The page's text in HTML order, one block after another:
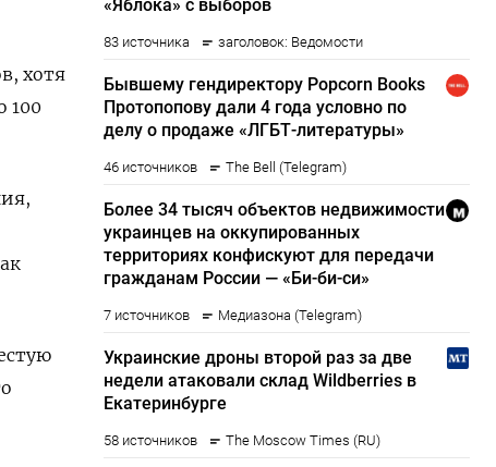
хотя
100